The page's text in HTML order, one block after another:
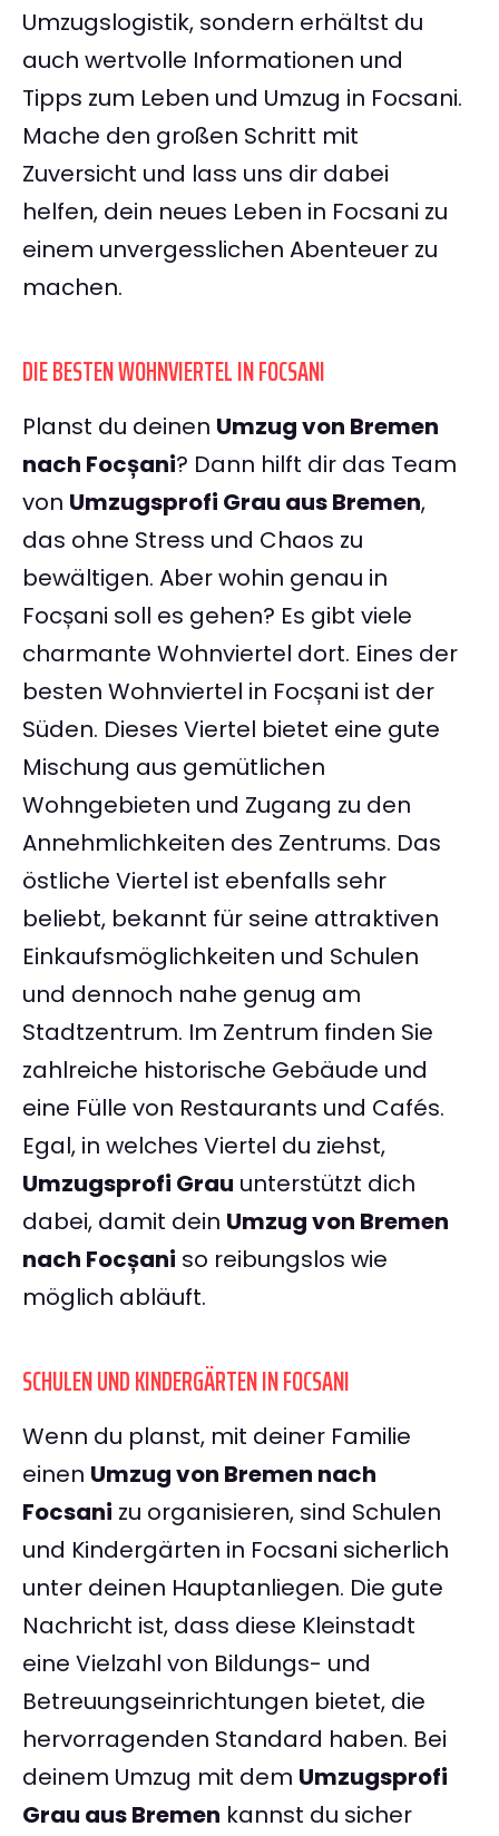
Umzugslogistik, sondern erhältst du
auch wertvolle Informationen und
Tipps zum Leben und Umzug in Focsani.
Mache den großen Schritt mit
Zuversicht und lass uns dir dabei
helfen, dein neues Leben in Focsani zu
einem unvergesslichen Abenteuer zu
machen.
DIE BESTEN WOHNVIERTEL IN FOCSANI
Planst du deinen Umzug von Bremen
nach Focșani? Dann hilft dir das Team
von Umzugsprofi Grau aus Bremen,
das ohne Stress und Chaos zu
bewältigen. Aber wohin genau in
Focșani soll es gehen? Es gibt viele
charmante Wohnviertel dort. Eines der
besten Wohnviertel in Focșani ist der
Süden. Dieses Viertel bietet eine gute
Mischung aus gemütlichen
Wohngebieten und Zugang zu den
Annehmlichkeiten des Zentrums. Das
östliche Viertel ist ebenfalls sehr
beliebt, bekannt für seine attraktiven
Einkaufsmöglichkeiten und Schulen
und dennoch nahe genug am
Stadtzentrum. Im Zentrum finden Sie
zahlreiche historische Gebäude und
eine Fülle von Restaurants und Cafés.
Egal, in welches Viertel du ziehst,
Umzugsprofi Grau unterstützt dich
dabei, damit dein Umzug von Bremen
nach Focșani so reibungslos wie
möglich abläuft.
SCHULEN UND KINDERGÄRTEN IN FOCSANI
Wenn du planst, mit deiner Familie
einen Umzug von Bremen nach
Focsani zu organisieren, sind Schulen
und Kindergärten in Focsani sicherlich
unter deinen Hauptanliegen. Die gute
Nachricht ist, dass diese Kleinstadt
eine Vielzahl von Bildungs- und
Betreuungseinrichtungen bietet, die
hervorragenden Standard haben. Bei
deinem Umzug mit dem Umzugsprofi
Grau aus Bremen kannst du sicher